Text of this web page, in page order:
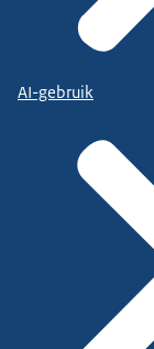
AI-gebruik